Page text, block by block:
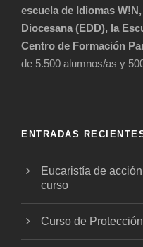
escuela de Idiomas
Diocesana (EDD), la
Centro de Formación
de 5.500 alumnos/as y
ENTRADAS
Eucaristía de
curso
Curso de